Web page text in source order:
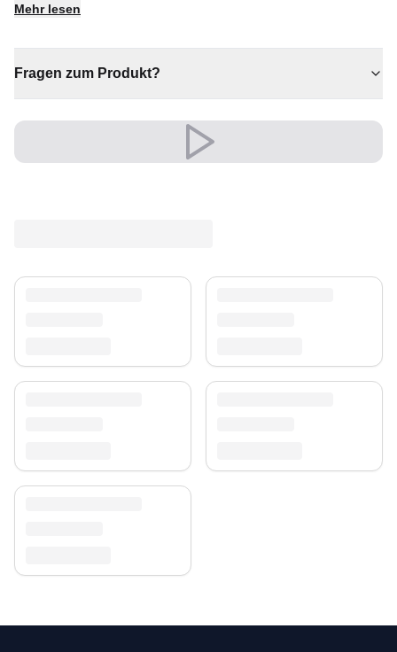
✔ Passt zu moderner und klassischer Einrichtung
✔ Ein markantes Dekostück
Versand & Service
Profitieren Sie von kostenlosem Versand und einem
Mehr lesen
Fragen zum Produkt?